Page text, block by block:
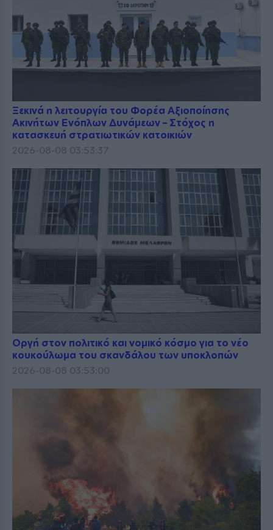
Ξεκινά η λειτουργία του Φορέα Αξιοποίησης
Ακινήτων Ενόπλων Δυνάμεων – Στόχος η
κατασκευή στρατιωτικών κατοικιών
2026-08-08 03:53:37
Οργή στον πολιτικό και νομικό κόσμο για το νέο
κουκούλωμα του σκανδάλου των υποκλοπών
2026-08-08 03:53:00